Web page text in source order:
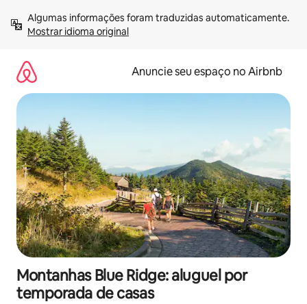
para
Mostrar idioma original
Anuncie seu espaço no Airbnb
Montanhas Blue Ridge: aluguel por
temporada de casas